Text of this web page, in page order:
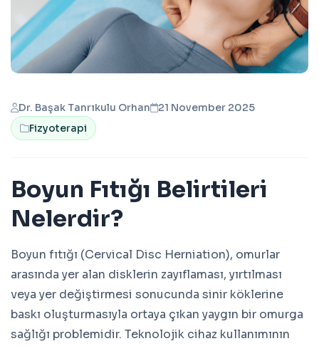
Dr. Başak Tanrıkulu Orhan
21 November 2025
Fizyoterapi
Boyun Fıtığı Belirtileri
Nelerdir?
Boyun fıtığı (Cervical Disc Herniation), omurlar
arasında yer alan disklerin zayıflaması, yırtılması
veya yer değiştirmesi sonucunda sinir köklerine
baskı oluşturmasıyla ortaya çıkan yaygın bir omurga
sağlığı problemidir. Teknolojik cihaz kullanımının